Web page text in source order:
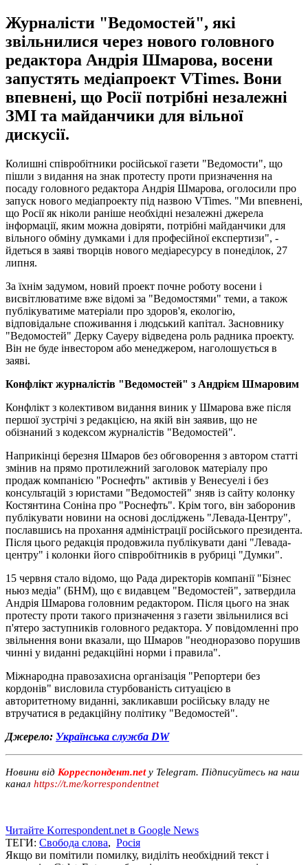
Журналісти "Ведомостей", які
звільнилися через нового головного
редактора Андрія Шмарова, восени
запустять медіапроект VTimes. Вони
впевнені, що Росії потрібні незалежні
ЗМІ та майданчики для вільної
дискусії.
Колишні співробітники російської газети "Ведомости", що
пішли з видання на знак протесту проти призначення на
посаду головного редактора Андрія Шмарова, оголосили про
запуск нового медіапроекту під назвою VTimes. "Ми впевнені,
що Росії як ніколи раніше необхідні незалежні джерела
інформації, яким можна довіряти, потрібні майданчики для
вільного обміну думками і для професійної експертизи", -
йдеться в заяві творців нового медіаресурсу в понеділок, 27
липня.
За їхнім задумом, новий проект почне роботу восени і
висвітлюватиме вже відомі за "Ведомостями" теми, а також
публікуватиме матеріали про здоров'я, екологію,
відповідальне споживання і людський капітал. Засновнику
"Ведомостей" Дерку Сауеру відведена роль радника проекту.
Він не буде інвестором або менеджером, наголошується в
заяві.
Конфлікт журналістів "Ведомостей" з Андрієм Шмаровим
Конфлікт з колективом видання виник у Шмарова вже після
першої зустрічі з редакцією, на якій він заявив, що не
обізнаний з кодексом журналістів "Ведомостей".
Наприкінці березня Шмаров без обговорення з автором статті
змінив на прямо протилежний заголовок матеріалу про
продаж компанією "Роснефть" активів у Венесуелі і без
консультацій з юристами "Ведомостей" зняв із сайту колонку
Костянтина Соніна про "Роснефть". Крім того, він заборонив
публікувати новини на основі досліджень "Левада-Центру",
пославшись на прохання адміністрації російського президента.
Після цього редакція продовжила публікувати дані "Левада-
центру" і колонки його співробітників в рубриці "Думки".
15 червня стало відомо, що Рада директорів компанії "Бізнес
ньюз медіа" (БНМ), що є видавцем "Ведомостей", затвердила
Андрія Шмарова головним редактором. Після цього на знак
протесту проти такого призначення з газети звільнилися всі
п'ятеро заступників головного редактора. У повідомленні про
звільнення вони вказали, що Шмаров "неодноразово порушив
чинні у виданні редакційні норми і правила".
Міжнародна правозахисна організація "Репортери без
кордонів" висловила стурбованість ситуацією в
авторитетному виданні, закликавши російську владу не
втручатися в редакційну політику "Ведомостей".
Джерело: Українська служба DW
Новини від Корреспондент.netу Telegram. Підписуйтесь на наш
канал https://t.me/korrespondentnet
Читайте Korrespondent.net в Google News
ТЕГИ: Свобода слова, Росія
Якщо ви помітили помилку, виділіть необхідний текст і